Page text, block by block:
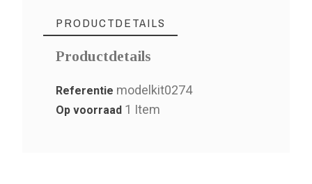
PRODUCTDETAILS
Productdetails
Referentie modelkit0274
Op voorraad 1 Item